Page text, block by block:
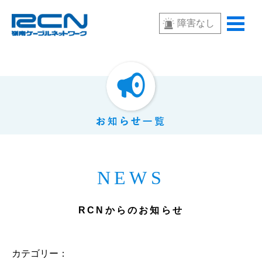
障害なし
NEWS
RCNからのお知らせ
カテゴリー：